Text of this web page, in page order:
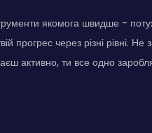
якомога швидше -
прогрес через різні рівні.
активно, ти все одно